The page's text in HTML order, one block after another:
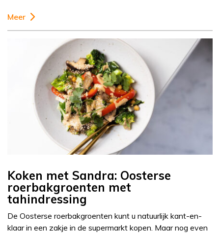
Meer
Koken met Sandra: Oosterse
roerbakgroenten met
tahindressing
De Oosterse roerbakgroenten kunt u natuurlijk kant-en-
klaar in een zakje in de supermarkt kopen. Maar nog even